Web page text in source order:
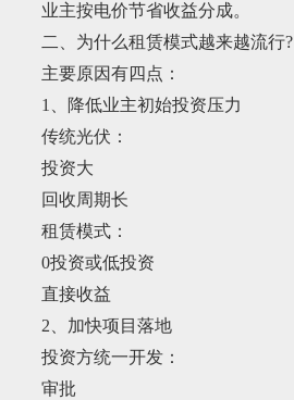
业主按电价节省收益分成。
二、为什么租赁模式越来越流行?
主要原因有四点：
1、降低业主初始投资压力
传统光伏：
投资大
回收周期长
租赁模式：
0投资或低投资
直接收益
2、加快项目落地
投资方统一开发：
审批